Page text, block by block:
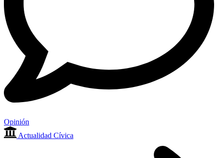
Opinión
Actualidad Cívica